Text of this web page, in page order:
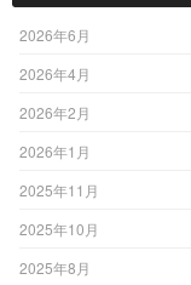
2026年6月
2026年4月
2026年2月
2026年1月
2025年11月
2025年10月
2025年8月